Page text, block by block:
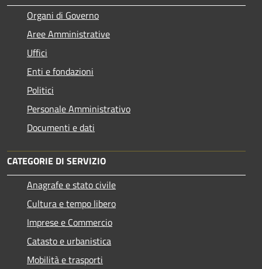
Organi di Governo
Aree Amministrative
Uffici
Enti e fondazioni
Politici
Personale Amministrativo
Documenti e dati
CATEGORIE DI SERVIZIO
Anagrafe e stato civile
Cultura e tempo libero
Imprese e Commercio
Catasto e urbanistica
Mobilità e trasporti